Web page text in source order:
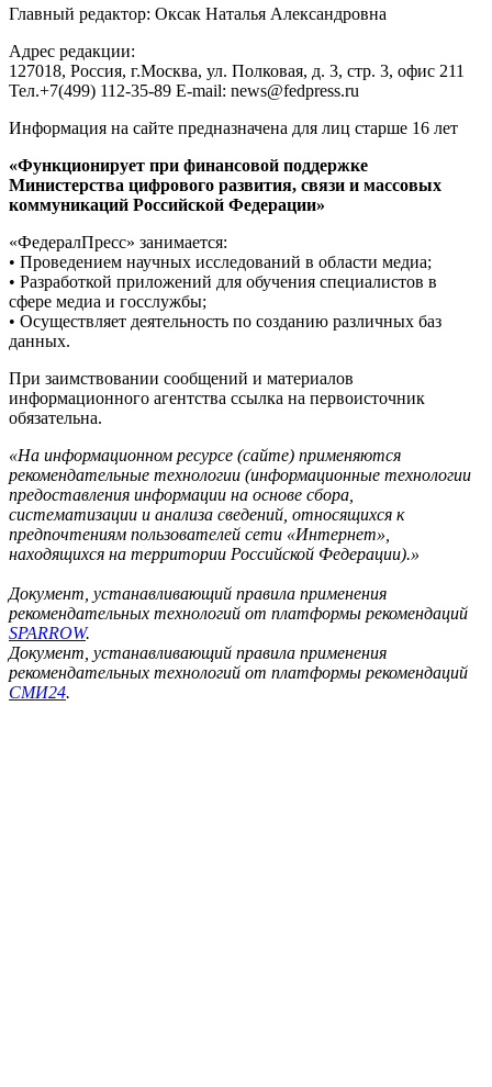
Главный редактор: Оксак Наталья Александровна
Адрес редакции:
127018, Россия, г.Москва, ул. Полковая, д. 3, стр. 3, офис 211
Тел.+7(499) 112-35-89 E-mail: news@fedpress.ru
Информация на сайте предназначена для лиц старше 16 лет
«Функционирует при финансовой поддержке
Министерства цифрового развития, связи и массовых
коммуникаций Российской Федерации»
«ФедералПресс» занимается:
• Проведением научных исследований в области медиа;
• Разработкой приложений для обучения специалистов в
сфере медиа и госслужбы;
• Осуществляет деятельность по созданию различных баз
данных.
При заимствовании сообщений и материалов
информационного агентства ссылка на первоисточник
обязательна.
«На информационном ресурсе (сайте) применяются
рекомендательные технологии (информационные технологии
предоставления информации на основе сбора,
систематизации и анализа сведений, относящихся к
предпочтениям пользователей сети «Интернет»,
находящихся на территории Российской Федерации).»
Документ, устанавливающий правила применения
рекомендательных технологий от платформы рекомендаций
SPARROW.
Документ, устанавливающий правила применения
рекомендательных технологий от платформы рекомендаций
СМИ24.